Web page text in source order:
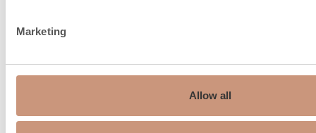
Marketing
Allow all
Recommandation de